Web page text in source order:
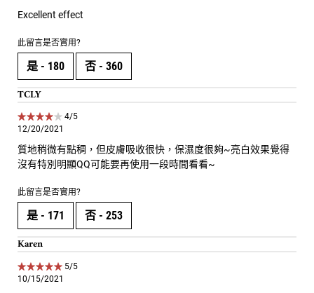
Excellent effect
此留言是否實用?
是 - 180 否 - 360
TCLY
4 out of 5 stars.
4/5
12/20/2021
質地稍微有點稠，但皮膚吸收很快，保濕度很夠~亮白效果覺得
沒有特別明顯QQ可能要再使用一段時間看看~
此留言是否實用?
是 - 171 否 - 253
Karen
5 out of 5 stars.
5/5
10/15/2021